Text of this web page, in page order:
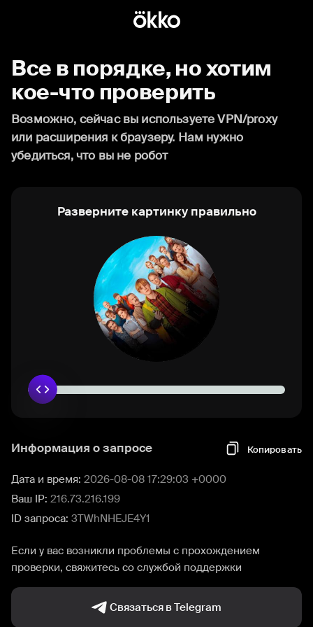
Все в порядке, но хотим
кое-что проверить
Возможно, сейчас вы используете VPN/proxy
или расширения к браузеру. Нам нужно
убедиться, что вы не робот
Разверните картинку правильно
Информация о запросе Копировать
Дата и время: 2026-08-08 17:29:03 +0000
Ваш IP: 216.73.216.199
ID запроса: 3TWhNHEJE4Y1
Если у вас возникли проблемы с прохождением
проверки, свяжитесь со службой поддержки
Связаться в Telegram